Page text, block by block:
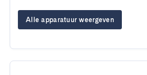
Alle apparatuur weergeven